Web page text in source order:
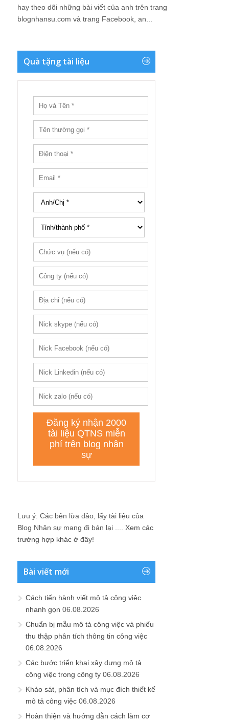
hay theo dõi những bài viết của anh trên trang
blognhansu.com và trang Facebook, an...
Quà tặng tài liệu
Lưu ý: Các bên lừa đảo, lấy tài liệu của
Blog Nhân sự mang đi bán lại .... Xem các
trường hợp khác ở đây!
Bài viết mới
Cách tiến hành viết mô tả công việc
nhanh gọn 06.08.2026
Chuẩn bị mẫu mô tả công việc và phiếu
thu thập phân tích thông tin công việc
06.08.2026
Các bước triển khai xây dựng mô tả
công việc trong công ty 06.08.2026
Khảo sát, phân tích và mục đích thiết kế
mô tả công việc 06.08.2026
Hoàn thiện và hướng dẫn cách làm cơ